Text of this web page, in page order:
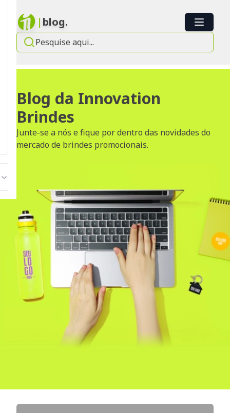
|blog.
Blog da Innovation
Brindes
Junte-se a nós e fique por dentro das novidades do
mercado de brindes promocionais.